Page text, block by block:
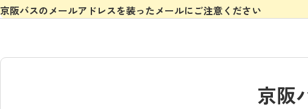
京阪バスのメールアドレスを装ったメールにご注意ください
京阪